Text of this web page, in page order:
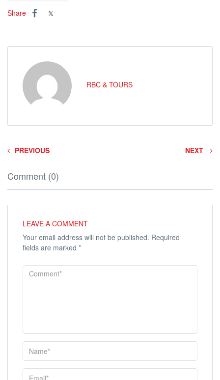
Share
RBC & TOURS
PREVIOUS NEXT
Comment (0)
LEAVE A COMMENT
Your email address will not be published. Required
fields are marked *